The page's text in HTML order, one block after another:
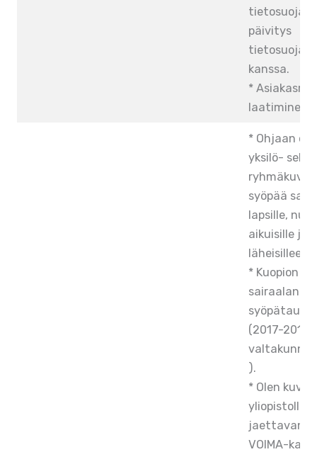
päivitys
kanssa.
*
laatiminen.
* Ohjaan
yksilö- sekä
syöpää
lapsille,
aikuisille ja
läheisilleen.
* Kuopion
sairaalan
syöpätauti
(2017-
).
* Olen
jaettavan
VOIMA-